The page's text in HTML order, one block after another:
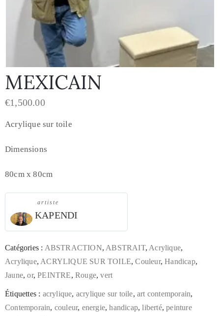
MEXICAIN
€1,500.00
Acrylique sur toile
Dimensions
80cm x 80cm
artiste
KAPENDI
Catégories : ABSTRACTION, ABSTRAIT, Acrylique,
Acrylique, ACRYLIQUE SUR TOILE,Couleur,Handicap,
Jaune,or,PEINTRE,Rouge,vert
Étiquettes : acrylique, acrylique sur toile,art contemporain,
Contemporain, couleur, energie,handicap,liberté,peinture